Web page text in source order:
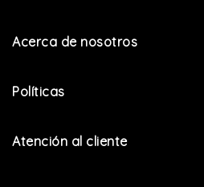
Acerca de nosotros
Políticas
Atención al cliente